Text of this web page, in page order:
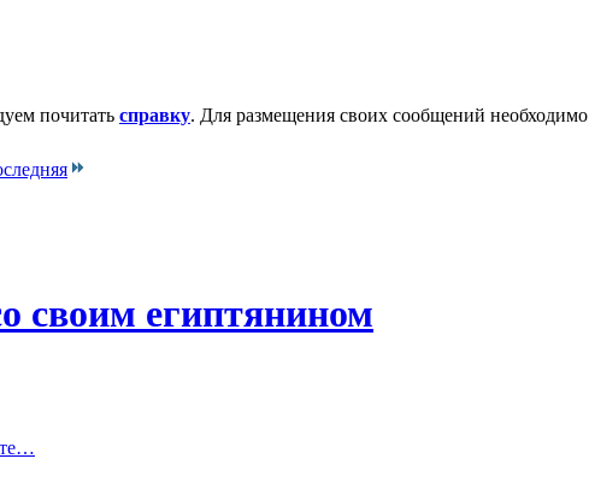
почитать справку. Для размещения своих сообщений необходимо
своим египтянином